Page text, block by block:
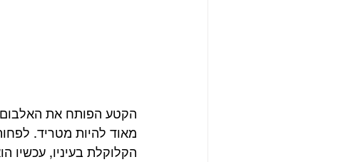
מאוד להיות מטריד.
הקלוקלת בעיניו,